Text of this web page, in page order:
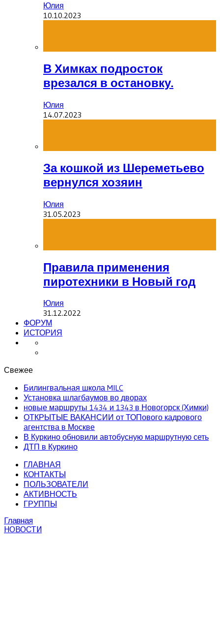
Юлия
10.10.2023
В Химках подросток
врезался в остановку.
Юлия
14.07.2023
За кошкой из Шереметьево
вернулся хозяин
Юлия
31.05.2023
Правила применения
пиротехники в Новый год
Юлия
31.12.2022
ФОРУМ
ИСТОРИЯ
Свежее
Билингвальная школа MILC
Установка шлагбаумов во дворах
новые маршруты 1434 и 1343 в Новогорск (Химки)
ОТКРЫТЫЕ ВАКАНСИИ от ТОПового кадрового
агентства в Москве
В Куркино обновили автобусную маршрутную сеть
ДТП в Куркино
ГЛАВНАЯ
КОНТАКТЫ
ПОЛЬЗОВАТЕЛИ
АКТИВНОСТЬ
ГРУППЫ
Главная
НОВОСТИ